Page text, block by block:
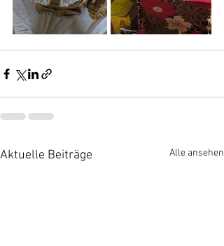
Aktuelle Beiträge Alle ansehen